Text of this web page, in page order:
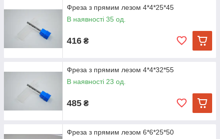
Фреза з прямим лезом 4*4*25*45
В наявності 35 од.
416 ₴
Фреза з прямим лезом 4*4*32*55
В наявності 23 од.
485 ₴
Фреза з прямим лезом 6*6*25*50